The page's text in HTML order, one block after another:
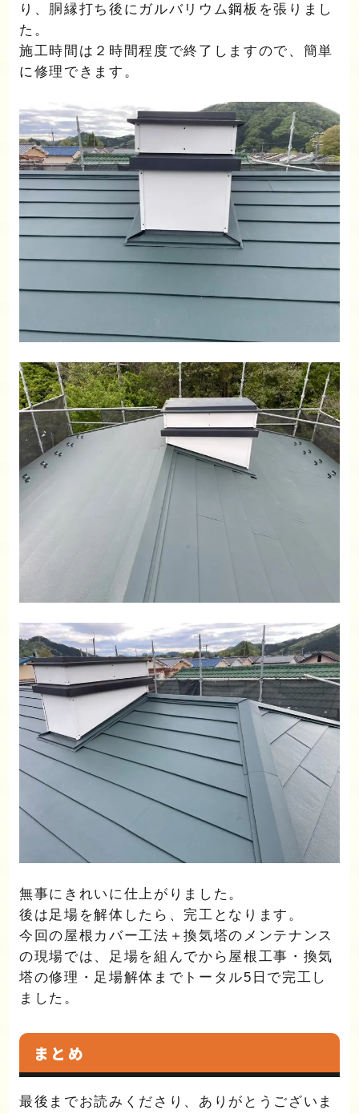
り、胴縁打ち後にガルバリウム鋼板を張りまし
た。
施工時間は２時間程度で終了しますので、簡単
に修理できます。
無事にきれいに仕上がりました。
後は足場を解体したら、完工となります。
今回の屋根カバー工法＋換気塔のメンテナンス
の現場では、足場を組んでから屋根工事・換気
塔の修理・足場解体までトータル5日で完工し
ました。
まとめ
最後までお読みくださり、ありがとうございま